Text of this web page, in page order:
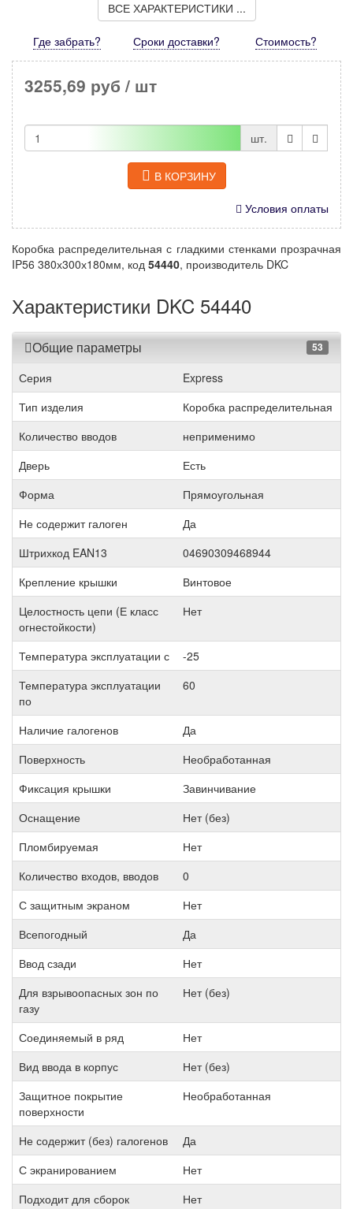
ВСЕ ХАРАКТЕРИСТИКИ ...
Где забрать? Сроки доставки? Стоимость?
3255,69 руб / шт
шт.
В КОРЗИНУ
Условия оплаты
Коробка распределительная с гладкими стенками прозрачная
IP56 380х300х180мм, код 54440, производитель DKC
Характеристики DKC 54440
Общие параметры 53
Серия
Express
Тип изделия
Коробка распределительная
Количество вводов
неприменимо
Дверь
Есть
Форма
Прямоугольная
Не содержит галоген
Да
Штрихкод EAN13
04690309468944
Крепление крышки
Винтовое
Целостность цепи (Е класс
огнестойкости)
Нет
Температура эксплуатации с
-25
Температура эксплуатации
по
60
Наличие галогенов
Да
Поверхность
Необработанная
Фиксация крышки
Завинчивание
Оснащение
Нет (без)
Пломбируемая
Нет
Количество входов, вводов
0
С защитным экраном
Нет
Всепогодный
Да
Ввод сзади
Нет
Для взрывоопасных зон по
газу
Нет (без)
Соединяемый в ряд
Нет
Вид ввода в корпус
Нет (без)
Защитное покрытие
поверхности
Необработанная
Не содержит (без) галогенов
Да
С экранированием
Нет
Подходит для сборок
Нет